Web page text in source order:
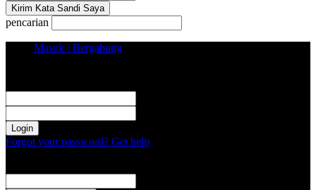
pencarian
Masuk / Bergabung
Forgot your password? Get help